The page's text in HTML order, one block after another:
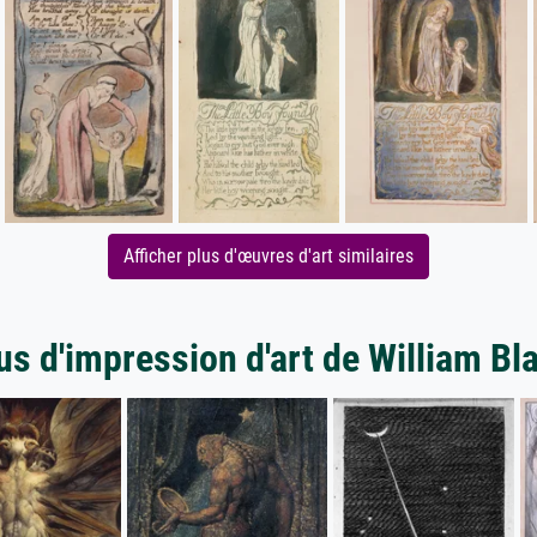
Afficher plus d'œuvres d'art similaires
d'impression d'art de William